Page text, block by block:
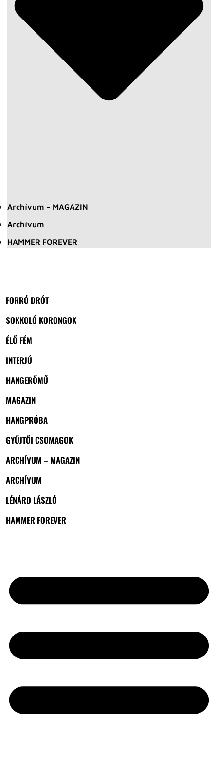
Archívum – MAGAZIN
Archívum
HAMMER FOREVER
FORRÓ DRÓT
SOKKOLÓ KORONGOK
ÉLŐ FÉM
INTERJÚ
HANGERŐMŰ
MAGAZIN
HANGPRÓBA
GYŰJTŐI CSOMAGOK
ARCHÍVUM – MAGAZIN
ARCHÍVUM
LÉNÁRD LÁSZLÓ
HAMMER FOREVER